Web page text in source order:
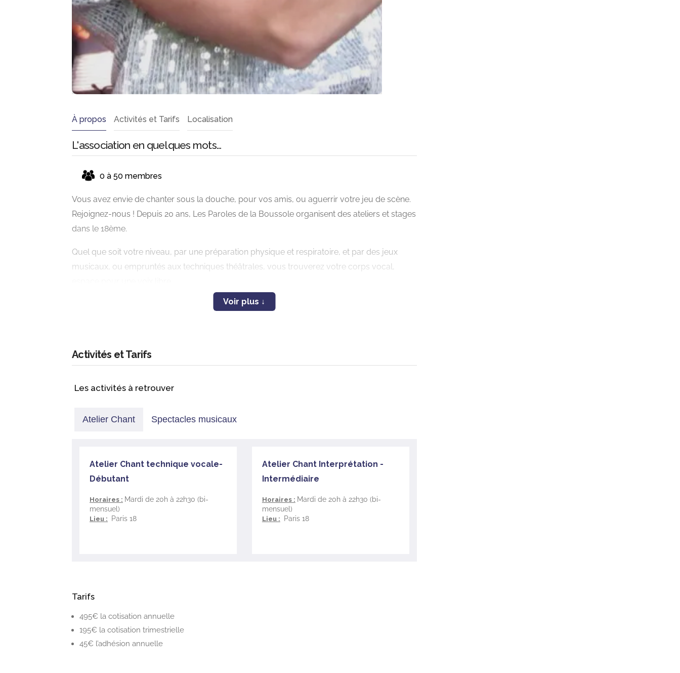
À propos Activités et Tarifs Localisation
L'association en quelques mots...
0 à 50 membres
Vous avez envie de chanter sous la douche, pour vos amis, ou aguerrir votre jeu de scène.
Rejoignez-nous ! Depuis 20 ans, Les Paroles de la Boussole organisent des ateliers et stages
dans le 18ème.
Quel que soit votre niveau, par une préparation physique et respiratoire, et par des jeux
musicaux, ou empruntés aux techniques théâtrales, vous trouverez votre corps vocal,
Vous interpréterez en solo, les chansons que vous avez choisies, dans l’intimité et la
Un musicien accompagne régulièrement les chanteurs.
Activités et Tarifs
Les activités à retrouver
Atelier Chant Spectacles musicaux
Atelier Chant technique vocale-
Débutant
Horaires : Mardi de 20h à 22h30 (bi-
mensuel)
Lieu : Paris 18
Atelier Chant Interprétation -
Intermédiaire
Horaires : Mardi de 20h à 22h30 (bi-
mensuel)
Lieu : Paris 18
Tarifs
495€ la cotisation annuelle
195€ la cotisation trimestrielle
45€ l’adhésion annuelle